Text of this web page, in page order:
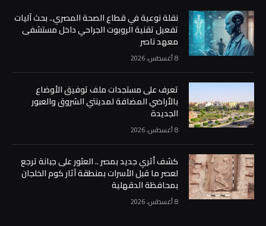
نقلة نوعية في قطاع الصحة المصري.. بحث آليات
تفعيل تقنية الروبوت الجراحي داخل مستشفى
معهد ناصر
8 أغسطس، 2026
تعرف على مستجدات ملف توفيق الأوضاع
بالأراضي المضافة لمدينتي الشروق والعبور
الجديدة
8 أغسطس، 2026
كشف أثري جديد بمصر .. ⁠العثور على جبانة ترجع
لعصر ما قبل الأسرات بمنطقة آثار كوم الخلجان
بمحافظة الدقهلية
8 أغسطس، 2026